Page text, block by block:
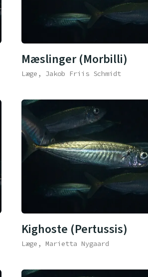
Mæslinger (Morbilli)
Læge, Jakob Friis Schmidt
Kighoste (Pertussis)
Læge, Marietta Nygaard